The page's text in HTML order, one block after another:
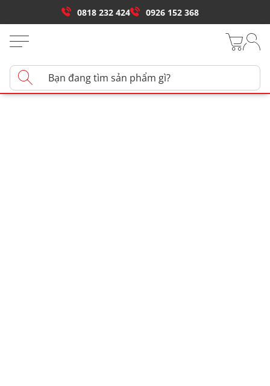
0818 232 424 0926 152 368